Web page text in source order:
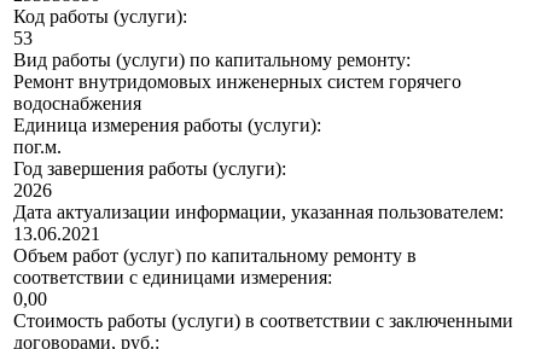
Код работы (услуги):
53
Вид работы (услуги) по капитальному ремонту:
Ремонт внутридомовых инженерных систем горячего
водоснабжения
Единица измерения работы (услуги):
пог.м.
Год завершения работы (услуги):
2026
Дата актуализации информации, указанная пользователем:
13.06.2021
Объем работ (услуг) по капитальному ремонту в
соответствии с единицами измерения:
0,00
Стоимость работы (услуги) в соответствии с заключенными
договорами, руб.: